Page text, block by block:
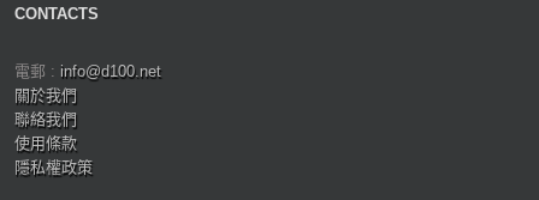
CONTACTS
電郵 : info@d100.net
關於我們
聯絡我們
使用條款
隱私權政策